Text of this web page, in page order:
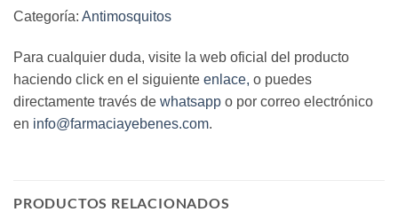
Categoría: Antimosquitos
Para cualquier duda, visite la web oficial del producto
haciendo click en el siguiente enlace, o puedes
directamente través de whatsapp o por correo electrónico
en info@farmaciayebenes.com.
PRODUCTOS RELACIONADOS